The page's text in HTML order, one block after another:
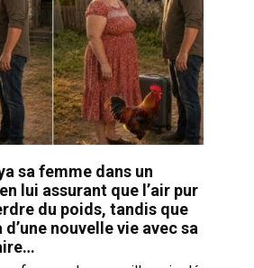
sa femme dans un
lui assurant que l’air pur
du poids, tandis que
nouvelle vie avec sa